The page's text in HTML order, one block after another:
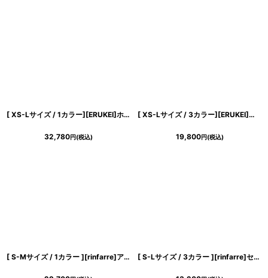
[ XS-Lサイズ / 1カラー][ERUKEI]ホワイト×ブルー・ベルト・プリント・ノースリーブ・Aライン・ロングドレス・ワンピース[山崎みどり着用][送料無料] mywh
32,780円(税込)
[ XS-Lサイズ / 3カラー][ERUKEI]ジャガード・花柄・スリットネック・フィッシュテール・Aライン・ミディアムドレス・ワンピース[山崎みどり着用][送料無料]myyl
19,800円(税込)
[ S-Mサイズ / 1カラー ][rinfarre]アイボリー・サテン・フレアスリーブ・ケープ・タイト・ロングドレス・ワンピース[山崎みどり着用][送料無料]myiv [ S-Lサイズ / 3カラー ][rinfarre]セットアップOK・ミディアム丈・シンプル・無地・タイト・きれいめ・カジュアル・ミディアムスカート[送料無料]myju